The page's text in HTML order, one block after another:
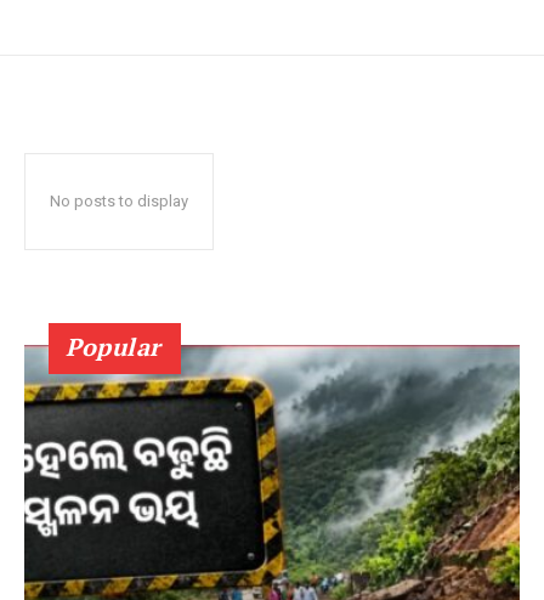
No posts to display
Popular